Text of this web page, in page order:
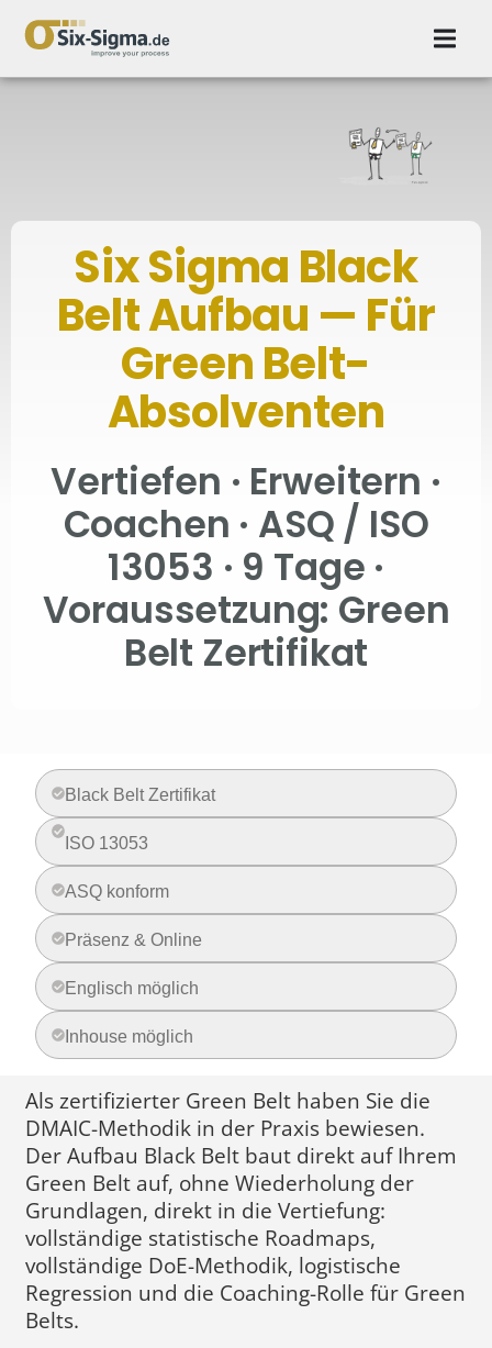
Six Sigma Black
Belt Aufbau — Für
Green Belt-
Absolventen
Vertiefen · Erweitern ·
Coachen · ASQ / ISO
13053 · 9 Tage ·
Voraussetzung: Green
Belt Zertifikat
Black Belt Zertifikat
ISO 13053
ASQ konform
Präsenz & Online
Englisch möglich
Inhouse möglich
Als zertifizierter Green Belt haben Sie die
DMAIC-Methodik in der Praxis bewiesen.
Der Aufbau Black Belt baut direkt auf Ihrem
Green Belt auf, ohne Wiederholung der
Grundlagen, direkt in die Vertiefung:
vollständige statistische Roadmaps,
vollständige DoE-Methodik, logistische
Regression und die Coaching-Rolle für Green
Belts.